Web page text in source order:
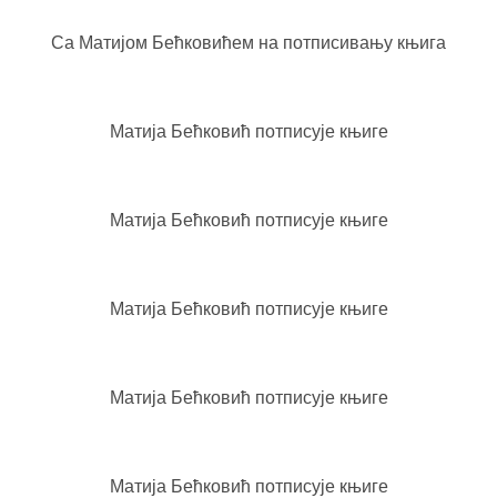
Са Матијом Бећковићем на потписивању књига
Матија Бећковић потписује књиге
Матија Бећковић потписује књиге
Матија Бећковић потписује књиге
Матија Бећковић потписује књиге
Матија Бећковић потписује књиге